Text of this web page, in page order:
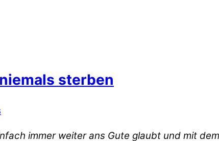
sterben
immer weiter ans Gute glaubt und mit